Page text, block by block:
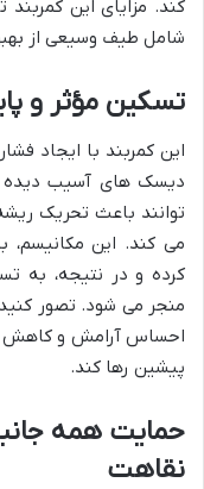
کند. مزایای این
شامل طیف وسیعی از
تسکین مؤثر و
این کمربند با ایجاد
دیسک های آسیب دیده
توانند باعث تحریک
می کند. این
کرده و در نتیجه، به
منجر می شود. تصور
احساس آرامش و کاهش
پیشین رها کند.
حمایت همه
نقاهت